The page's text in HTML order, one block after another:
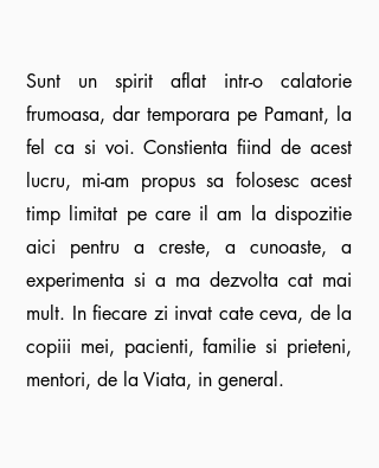
Sunt un spirit aflat intr-o calatorie
frumoasa, dar temporara pe Pamant, la
fel ca si voi. Constienta fiind de acest
lucru, mi-am propus sa folosesc acest
timp limitat pe care il am la dispozitie
aici pentru a creste, a cunoaste, a
experimenta si a ma dezvolta cat mai
mult. In fiecare zi invat cate ceva, de la
copiii mei, pacienti, familie si prieteni,
mentori, de la Viata, in general.